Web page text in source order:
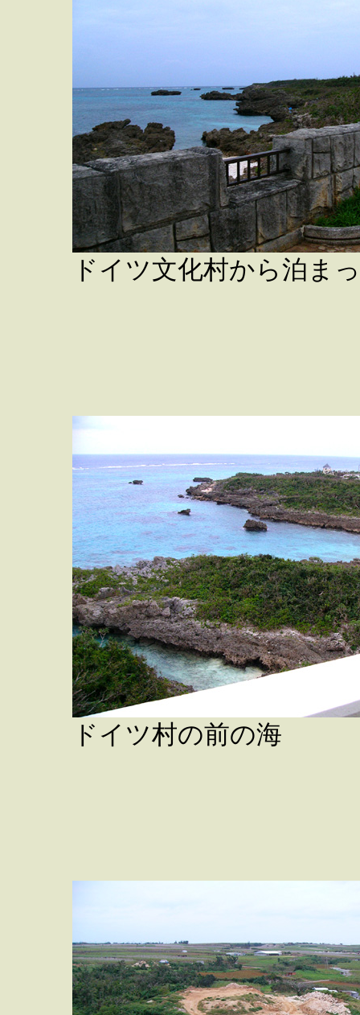
ドイツ文化村から泊ま
ドイツ村の前の海